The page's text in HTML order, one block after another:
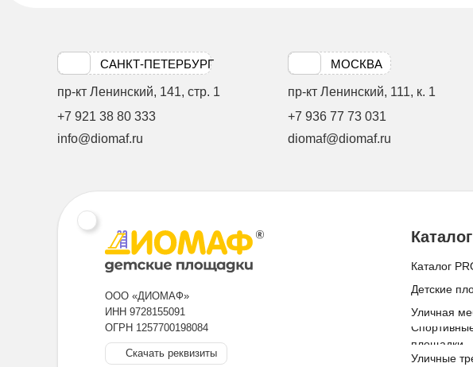
САНКТ-ПЕТЕРБУРГ
пр-кт Ленинский, 141, стр. 1
+7 921 38 80 333
info@diomaf.ru
МОСКВА
пр-кт Ленинский, 111, к. 1
+7 936 77 73 031
diomaf@diomaf.ru
ООО «ДИОМАФ»
ИНН 9728155091
ОГРН 1257700198084
Скачать реквизиты
Каталог
Каталог
Детские
Уличная
площадки
Уличные